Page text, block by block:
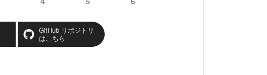
GitHub リポジトリ
はこちら